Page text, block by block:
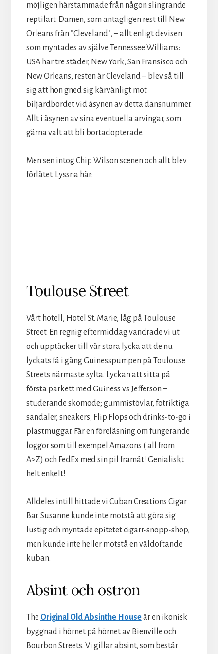
möjligen härstammade från någon slingrande
reptilart. Damen, som antagligen rest till New
Orleans från ”Cleveland”, – allt enligt devisen
som myntades av själve Tennessee Williams:
USA har tre städer, New York, San Fransisco och
New Orleans, resten är Cleveland – blev så till
sig att hon gned sig kärvänligt mot
biljardbordet vid åsynen av detta dansnummer.
Allt i åsynen av sina eventuella arvingar, som
gärna valt att bli bortadopterade.
Men sen intog Chip Wilson scenen och allt blev
förlåtet. Lyssna här:
Toulouse Street
Vårt hotell, Hotel St. Marie, låg på Toulouse
Street. En regnig eftermiddag vandrade vi ut
och upptäcker till vår stora lycka att de nu
lyckats få i gång Guinesspumpen på Toulouse
Streets närmaste sylta. Lyckan att sitta på
första parkett med Guiness vs Jefferson –
studerande skomode; gummistövlar, fotriktiga
sandaler, sneakers, Flip Flops och drinks-to-go i
plastmuggar. Får en föreläsning om fungerande
loggor som till exempel Amazons ( all from
A>Z) och FedEx med sin pil framåt! Genialiskt
helt enkelt!
Alldeles intill hittade vi Cuban Creations Cigar
Bar. Susanne kunde inte motstå att göra sig
lustig och myntade epitetet cigarr-snopp-shop,
men kunde inte heller motstå en väldoftande
kuban.
Absint och ostron
The Original Old Absinthe Houseär en ikonisk
byggnad i hörnet på hörnet av Bienville och
Bourbon Streets. Vi gillar absint, som består